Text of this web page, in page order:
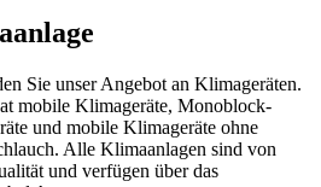
Sie unser Angebot an Klimageräten.
mobile Klimageräte, Monoblock-
und mobile Klimageräte ohne
Alle Klimaanlagen sind von
und verfügen über das